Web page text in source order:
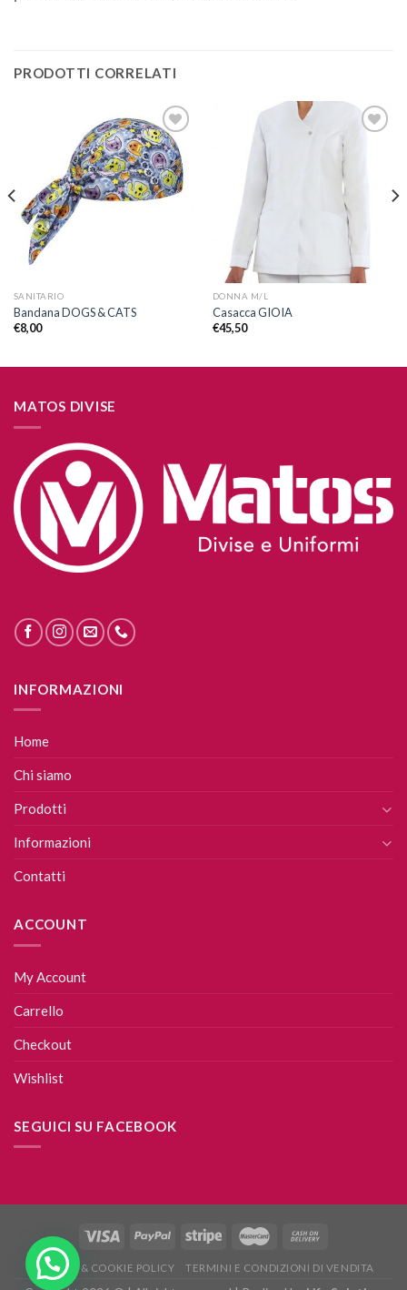
PRODOTTI CORRELATI
Aggiungi
alla lista
dei
desideri
SANITARIO
Bandana DOGS & CATS
€8,00
desideri
DONNA M/L
Casacca GIOIA
€45,50
MATOS DIVISE
INFORMAZIONI
Home
Chi siamo
Prodotti
Informazioni
Contatti
ACCOUNT
My Account
Carrello
Checkout
Wishlist
SEGUICI SU FACEBOOK
PRIVACY & COOKIE POLICY TERMINI E CONDIZIONI DI VENDITA